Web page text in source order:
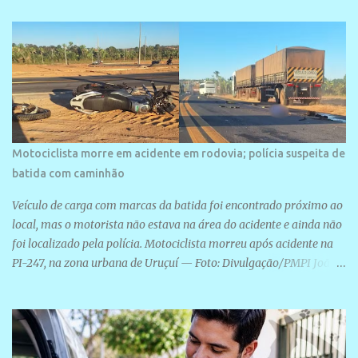
Motociclista morre em acidente em rodovia; polícia suspeita de
batida com caminhão
Veículo de carga com marcas da batida foi encontrado próximo ao
local, mas o motorista não estava na área do acidente e ainda não
foi localizado pela polícia. Motociclista morreu após acidente na
PI-247, na zona urbana de Uruçuí — Foto: Divulgação/PMPI João
A Polícia Militar informou que um caminhão com marcas de
colisão foi encontrado próximo ao local. Segundo o 10º Batalhão